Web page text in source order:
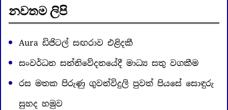
c
h
නවතම ලිපි
Aura ඩිජිටල් සඟරාව එළිදකී
සංවර්ධන සන්නිවේදනයේදී මාධ්‍ය සතු වගකීම
රස මතක පිරුණු ගුවන්විදුලි පුවත් පියසේ සොඳුරු
සුහද හමුව